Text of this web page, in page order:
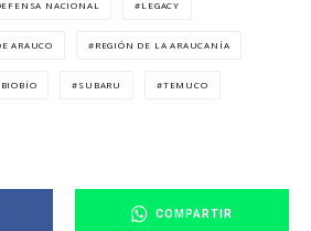
NACIONAL LEGACY
ARAUCO REGIÓN DE LA ARAUCANÍA
SUBARU TEMUCO
COMPARTIR